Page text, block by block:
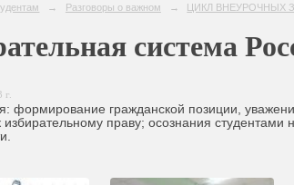
→ Разговоры о важном → ЦИКЛ ВНЕУРОЧНЫХ
система
г.
формирование гражданской позиции,
праву; осознания